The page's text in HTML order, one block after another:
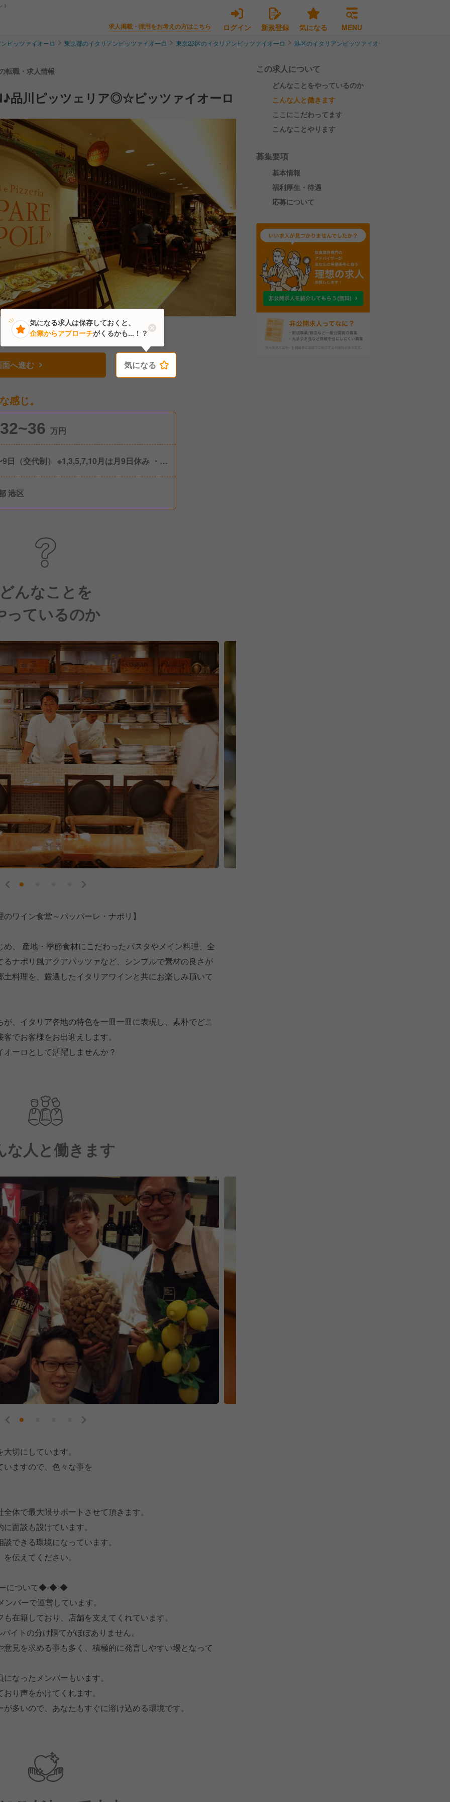
ト
求人掲載・採用をお考えの方はこちら ログイン 新規登録 気になる MENU
ピッツァイオーロ 東京都のイタリアンピッツァイオーロ 東京23区のイタリアンピッツァイオーロ 港区のイタリアンピッツァイオーロ
転職・求人情報
品川ピッツェリア◎☆ピッツァイオーロ
へ進む 気になる
感じ。
32~36 万円
日（交代制） ※1,3,5,7,10月は月9日休み ・有
港区
んなことを
っているのか
ワイン食堂～パッパーレ・ナポリ】
、 産地・季節食材にこだわったパスタやメイン料理、全
ナポリ風アクアパッツァなど、シンプルで素材の良さが
料理を、厳選したイタリアワインと共にお楽しみ頂いて
、イタリア各地の特色を一皿一皿に表現し、素朴でどこ
でお客様をお出迎えします。
ーロとして活躍しませんか？
な人と働きます
切にしています。
ますので、色々な事を
体で最大限サポートさせて頂きます。
面談も設けています。
できる環境になっています。
伝えてください。
について◆-◆-◆
バーで運営しています。
在籍しており、店舗を支えてくれています。
イトの分け隔てがほぼありません。
見を求める事も多く、積極的に発言しやすい場となって
なったメンバーもいます。
り声をかけてくれます。
多いので、あなたもすぐに溶け込める環境です。
この求人について
どんなことをやっているのか
こんな人と働きます
ここにこだわってます
こんなことやります
募集要項
基本情報
福利厚生・待遇
応募について
気になる
気になる求人は保存しておくと、
企業からアプローチがくるかも...！？